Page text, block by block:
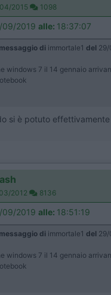
2015 1098
09/2019 alle: 18:37:07
di immortale1 del
windows 7 il 14 gennaio
si è potuto
2012 8136
09/2019 alle: 18:51:19
di immortale1 del
windows 7 il 14 gennaio